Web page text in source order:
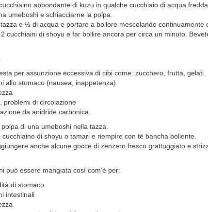
abbondante di kuzu in qualche cucchiaio di acqua fredda.
umeboshi e schiacciarne la polpa.
e ½ di acqua e portare a bollore mescolando continuamente
cucchiaini di shoyu e far bollire ancora per circa un minuto.
per assunzione eccessiva di cibi come: zucchero, frutta, gelati.
allo stomaco (nausea, inappetenza)
problemi di circolazione
da anidride carbonica
di una umeboshi nella tazza.
di shoyu o tamari e riempire con tè bancha bollente.
anche alcune gocce di zenzero fresco grattuggiato e
può essere mangiata così com’è per:
di stomaco
intestinali